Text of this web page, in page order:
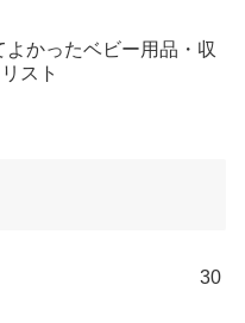
よかったベビー用品・収
スト
30